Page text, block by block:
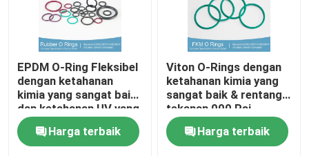
Suku Cadang Karet Kustom
Cincin O Dilapisi PTFE
Cincin O Dilapisi
EPDM O-Ring Fleksibel
dengan ketahanan
kimia yang sangat baik
dan ketahanan UV yang
baik
Harga terbaik
Viton O-Rings dengan
ketahanan kimia yang
sangat baik & rentang
tekanan 000 Psi
Harga terbaik